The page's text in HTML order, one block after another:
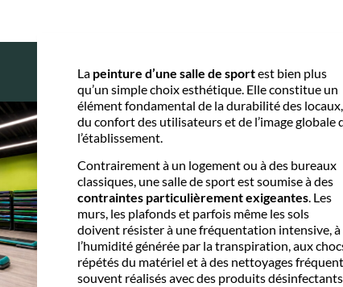
La peinture d’une salle de sportest bien plus
qu’un simple choix esthétique. Elle constitue un
élément fondamental de la durabilité des locaux,
du confort des utilisateurs et de l’image globale
l’établissement.
Contrairement à un logement ou à des bureaux
classiques, une salle de sport est soumise à des
contraintes particulièrement exigeantes. Les
murs, les plafonds et parfois même les sols
doivent résister à une fréquentation intensive, à
l’humidité générée par la transpiration, aux
répétés du matériel et à des nettoyages
souvent réalisés avec des produits désinfectants.